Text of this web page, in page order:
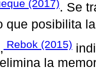
(2017). Se
que posibilita
Rebok (2015)
la